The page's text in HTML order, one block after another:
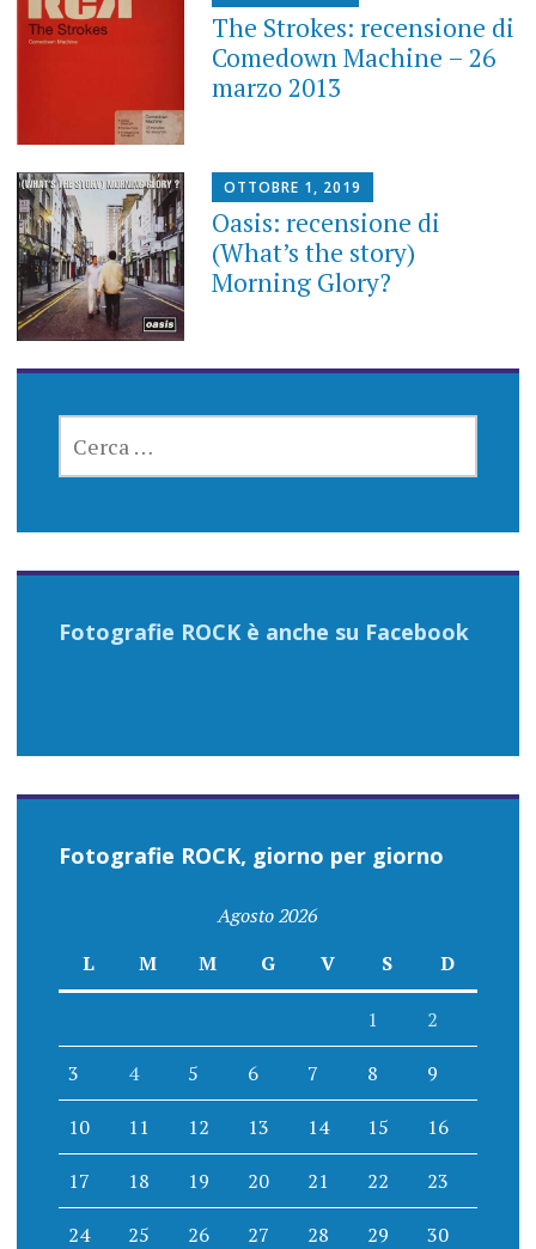
The Strokes: recensione di
Comedown Machine – 26
marzo 2013
OTTOBRE 1, 2019
Oasis: recensione di
(What’s the story)
Morning Glory?
PER:
Fotografie ROCK è anche su Facebook
Fotografie ROCK, giorno per giorno
Agosto 2026
L
M M G V S D
1 2
3 4 5 6 7 8 9
10 11 12 13 14 15 16
17 18 19 20 21 22 23
24 25 26 27 28 29 30